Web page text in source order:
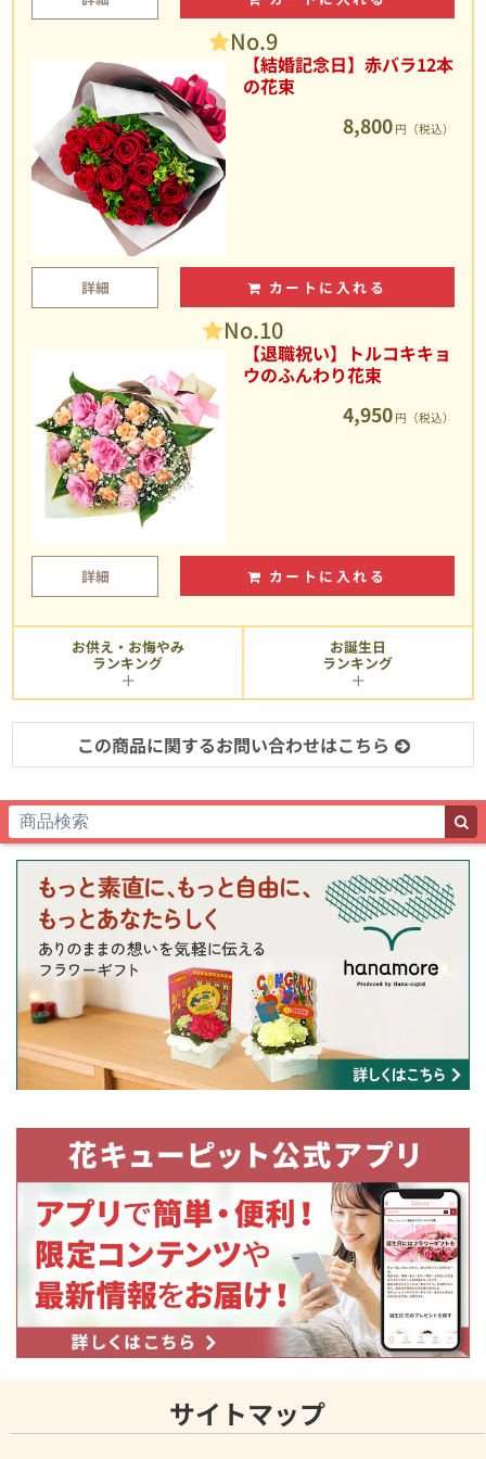
No.9
【結婚記念日】赤バラ12本
の花束
8,800 円（税込）
詳細 カートに入れる
No.10
【退職祝い】トルコキキョ
ウのふんわり花束
4,950 円（税込）
詳細 カートに入れる
お供え・お悔やみ
ランキング
お誕生日
ランキング
この商品に関するお問い合わせはこちら
サイトマップ